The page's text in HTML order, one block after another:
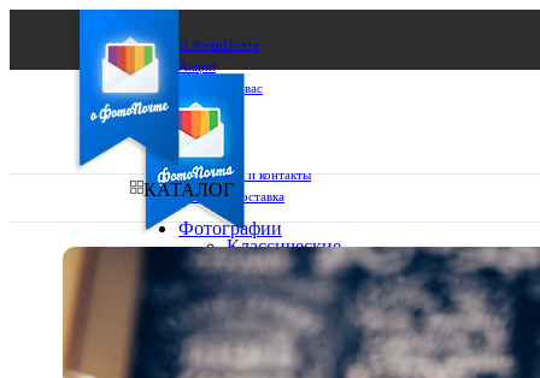
О ФотоПочте
Акции
Сделаем за вас
Бизнесу
FAQ
Франшиза
Поддержка и контакты
Оплата и доставка
Ваш город:
Ваш регион доставки
Выберите из списка:
КАТАЛОГ
Фотографии
Классические
фото
10х10
10х15
13х18
15х15
15х20